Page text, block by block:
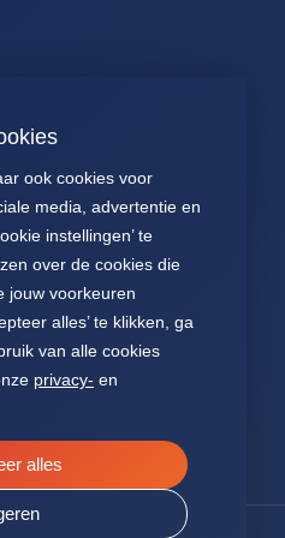
ook cookies voor
media, advertentie en
instellingen’ te
over de cookies die
jouw voorkeuren
alles’ te klikken, ga
van alle cookies
privacy- en
alles
Presentaties
Voor patiënten
Jaarverslagen
Statuten Palga